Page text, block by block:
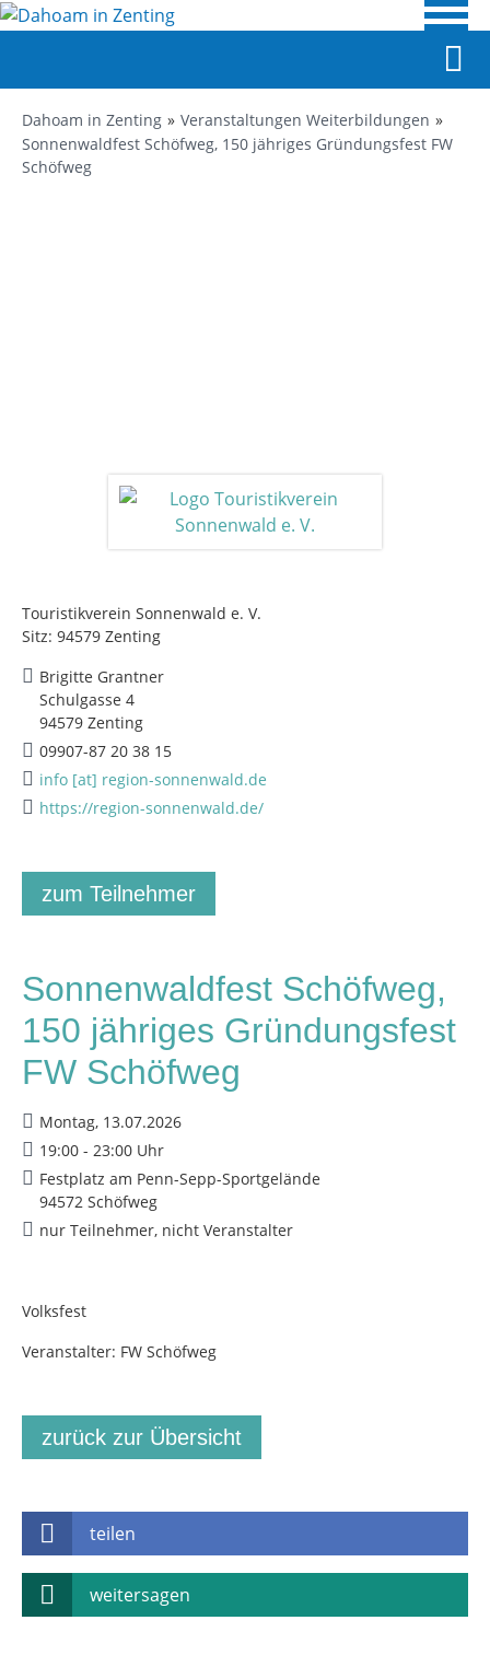
Dahoam in Zenting
Veranstaltungen Weiterbildungen
Sonnenwaldfest Schöfweg, 150 jähriges Gründungsfest FW
Schöfweg
Touristikverein Sonnenwald e. V.
Sitz: 94579 Zenting
Brigitte Grantner
Schulgasse 4
94579 Zenting
09907-87 20 38 15
info [at] region-sonnenwald.de
https://region-sonnenwald.de/
zum Teilnehmer
Sonnenwaldfest Schöfweg,
150 jähriges Gründungsfest
FW Schöfweg
Montag, 13.07.2026
19:00 - 23:00 Uhr
Festplatz am Penn-Sepp-Sportgelände
94572 Schöfweg
nur Teilnehmer, nicht Veranstalter
Volksfest
Veranstalter: FW Schöfweg
zurück zur Übersicht
teilen
weitersagen